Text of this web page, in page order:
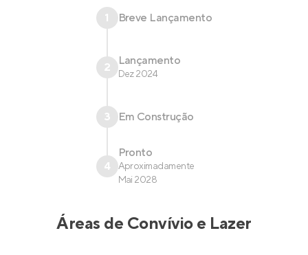
1 Breve Lançamento
2 Lançamento
Dez 2024
3 Em Construção
4
Pronto
Aproximadamente
Mai 2028
Áreas de Convívio e Lazer